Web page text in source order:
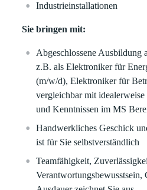
Industrieinstallationen
Sie bringen mit:
Abgeschlossene Ausbildung
z.B. als Elektroniker für
(m/w/d), Elektroniker für
vergleichbar mit
und Kenntnissen im MS
Handwerkliches Geschick
ist für Sie selbstverständlich
Teamfähigkeit,
Verantwortungsbewusstsein,